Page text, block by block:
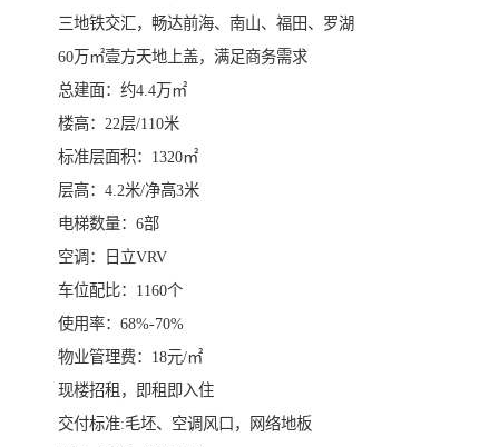
三地铁交汇，畅达前海、南山、福田、罗湖
60万㎡壹方天地上盖，满足商务需求
总建面：约4.4万㎡
楼高：22层/110米
标准层面积：1320㎡
层高：4.2米/净高3米
电梯数量：6部
空调：日立VRV
车位配比：1160个
使用率：68%-70%
物业管理费：18元/㎡
现楼招租，即租即入住
交付标准:毛坯、空调风口，网络地板